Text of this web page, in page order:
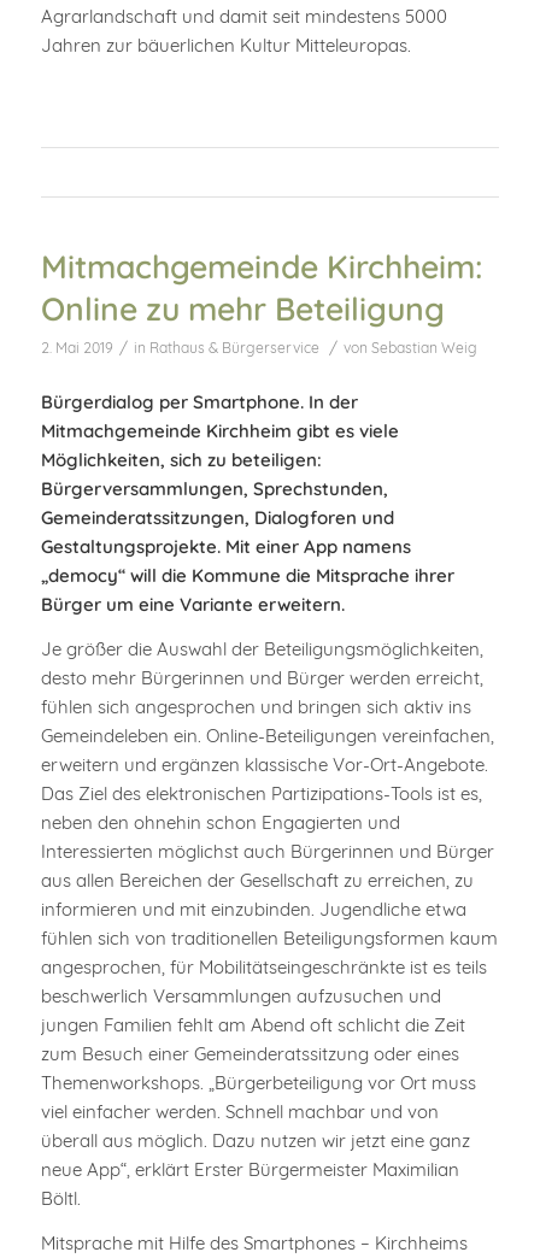
Agrarlandschaft und damit seit mindestens 5000
Jahren zur bäuerlichen Kultur Mitteleuropas.
Mitmachgemeinde Kirchheim:
Online zu mehr Beteiligung
2. Mai 2019 / in Rathaus & Bürgerservice / von Sebastian Weig
Bürgerdialog per Smartphone. In der
Mitmachgemeinde Kirchheim gibt es viele
Möglichkeiten, sich zu beteiligen:
Bürgerversammlungen, Sprechstunden,
Gemeinderatssitzungen, Dialogforen und
Gestaltungsprojekte. Mit einer App namens
„democy“ will die Kommune die Mitsprache ihrer
Bürger um eine Variante erweitern.
Je größer die Auswahl der Beteiligungsmöglichkeiten,
desto mehr Bürgerinnen und Bürger werden erreicht,
fühlen sich angesprochen und bringen sich aktiv ins
Gemeindeleben ein. Online-Beteiligungen vereinfachen,
erweitern und ergänzen klassische Vor-Ort-Angebote.
Das Ziel des elektronischen Partizipations-Tools ist es,
neben den ohnehin schon Engagierten und
Interessierten möglichst auch Bürgerinnen und Bürger
aus allen Bereichen der Gesellschaft zu erreichen, zu
informieren und mit einzubinden. Jugendliche etwa
fühlen sich von traditionellen Beteiligungsformen kaum
angesprochen, für Mobilitätseingeschränkte ist es teils
beschwerlich Versammlungen aufzusuchen und
jungen Familien fehlt am Abend oft schlicht die Zeit
zum Besuch einer Gemeinderatssitzung oder eines
Themenworkshops. „Bürgerbeteiligung vor Ort muss
viel einfacher werden. Schnell machbar und von
überall aus möglich. Dazu nutzen wir jetzt eine ganz
neue App“, erklärt Erster Bürgermeister Maximilian
Böltl.
Mitsprache mit Hilfe des Smartphones – Kirchheims